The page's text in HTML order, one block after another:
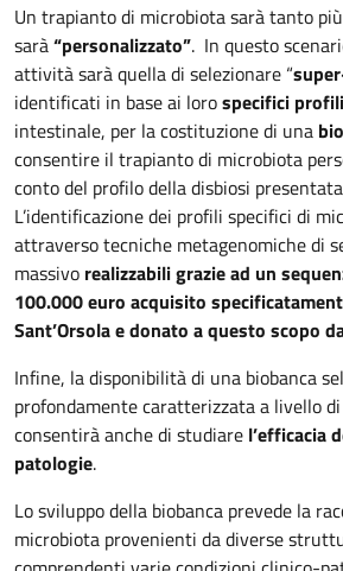
Un trapianto di microbiota sarà tanto
sarà“personalizzato”. In questo
attività sarà quella di selezionare “
identificati in base ai lorospecifici
intestinale, per la costituzione di una
consentire il trapianto di microbiota
conto del profilo della disbiosi
L’identificazione dei profili specifici di
attraverso tecniche metagenomiche di
massivo realizzabili grazie ad un
100.000 euro acquisito
Sant’Orsola e donato a questo scopo
Infine, la disponibilità di una biobanca
profondamente caratterizzata a livello
consentirà anche di studiare l’efficacia
patologie.
Lo sviluppo della biobanca prevede la
microbiota provenienti da diverse